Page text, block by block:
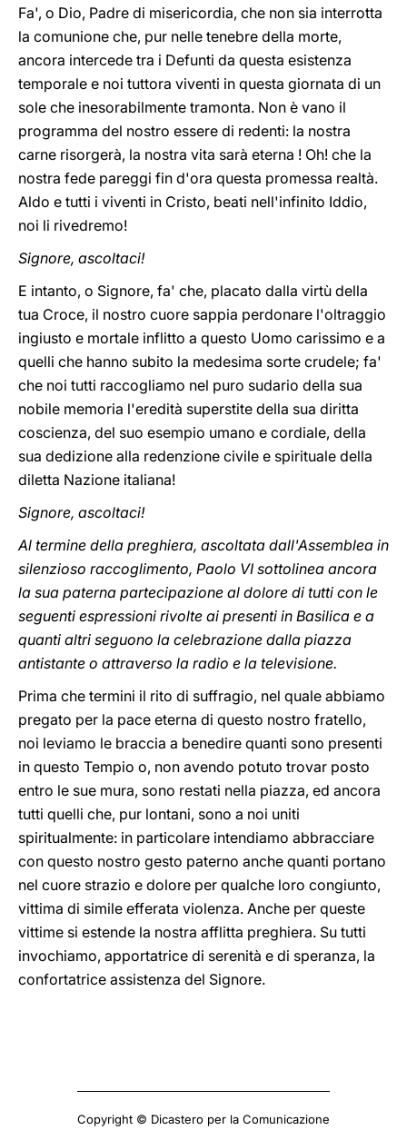
Fa', o Dio, Padre di misericordia, che non sia interrotta
la comunione che, pur nelle tenebre della morte,
ancora intercede tra i Defunti da questa esistenza
temporale e noi tuttora viventi in questa giornata di un
sole che inesorabilmente tramonta. Non è vano il
programma del nostro essere di redenti: la nostra
carne risorgerà, la nostra vita sarà eterna ! Oh! che la
nostra fede pareggi fin d'ora questa promessa realtà.
Aldo e tutti i viventi in Cristo, beati nell'infinito Iddio,
noi li rivedremo!
Signore, ascoltaci!
E intanto, o Signore, fa' che, placato dalla virtù della
tua Croce, il nostro cuore sappia perdonare l'oltraggio
ingiusto e mortale inflitto a questo Uomo carissimo e a
quelli che hanno subito la medesima sorte crudele; fa'
che noi tutti raccogliamo nel puro sudario della sua
nobile memoria l'eredità superstite della sua diritta
coscienza, del suo esempio umano e cordiale, della
sua dedizione alla redenzione civile e spirituale della
diletta Nazione italiana!
Signore, ascoltaci!
Al termine della preghiera, ascoltata dall'Assemblea in
silenzioso raccoglimento, Paolo VI sottolinea ancora
la sua paterna partecipazione al dolore di tutti con le
seguenti espressioni rivolte ai presenti in Basilica e a
quanti altri seguono la celebrazione dalla piazza
antistante o attraverso la radio e la televisione.
Prima che termini il rito di suffragio, nel quale abbiamo
pregato per la pace eterna di questo nostro fratello,
noi leviamo le braccia a benedire quanti sono presenti
in questo Tempio o, non avendo potuto trovar posto
entro le sue mura, sono restati nella piazza, ed ancora
tutti quelli che, pur lontani, sono a noi uniti
spiritualmente: in particolare intendiamo abbracciare
con questo nostro gesto paterno anche quanti portano
nel cuore strazio e dolore per qualche loro congiunto,
vittima di simile efferata violenza. Anche per queste
vittime si estende la nostra afflitta preghiera. Su tutti
invochiamo, apportatrice di serenità e di speranza, la
confortatrice assistenza del Signore.
Copyright © Dicastero per la Comunicazione